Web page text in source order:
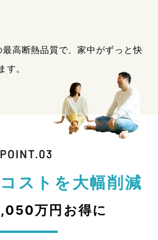
高断熱品質で、家中がずっと快
す。
ストを大幅削減
万円お得に